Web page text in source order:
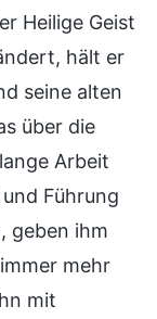
Heilige Geist
hält er
seine alten
über die
Arbeit
Führung
geben ihm
mehr
mit